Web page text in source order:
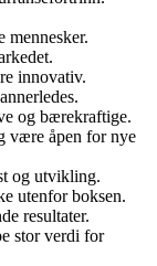
mennesker.
innovativ.
og bærekraftige.
være åpen for nye
og utvikling.
utenfor boksen.
resultater.
stor verdi for